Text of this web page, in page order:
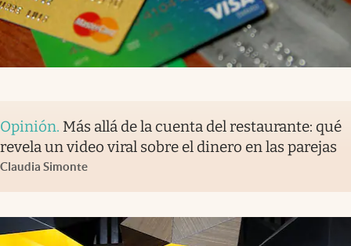
Opinión. Más allá de la cuenta del restaurante: qué
revela un video viral sobre el dinero en las parejas
Claudia Simonte